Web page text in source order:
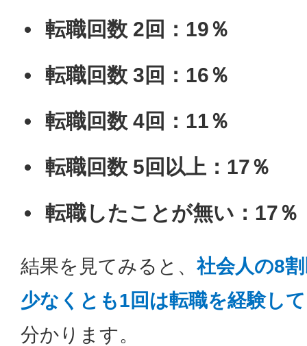
転職回数 2回：19％
転職回数 3回：16％
転職回数 4回：11％
転職回数 5回以上：17％
転職したことが無い：17％
結果を見てみると、 社会人の8
少なくとも1回は転職を経験し
分かります。